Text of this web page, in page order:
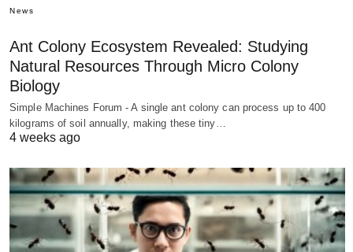
News
Ant Colony Ecosystem Revealed: Studying
Natural Resources Through Micro Colony
Biology
Simple Machines Forum - A single ant colony can process up to 400
kilograms of soil annually, making these tiny…
4 weeks ago